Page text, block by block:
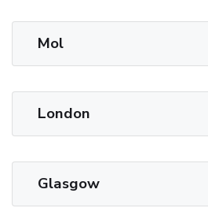
Mol
London
Glasgow